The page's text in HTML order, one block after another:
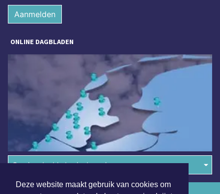
Deze website maakt gebruik van cookies om
Aanmelden
ONLINE DAGBLADEN
Overige dagbladen in de regio